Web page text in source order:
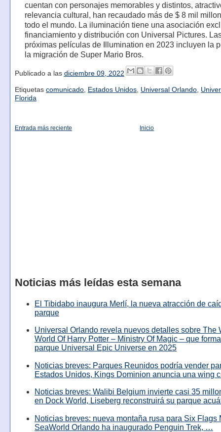
cuentan con personajes memorables y distintos,
relevancia cultural, han recaudado más de $ 8 mil
todo el mundo. La iluminación tiene una asociación
financiamiento y distribución con Universal Pictures.
próximas películas de Illumination en 2023 incluyen la
la migración de Super Mario Bros.
Publicado a las diciembre 09, 2022
Etiquetas comunicado, Estados Unidos, Universal Orlando,
Florida
Entrada más reciente Inicio
Noticias más leídas esta semana
El Tibidabo inaugura Merlí, la nueva atracción de
parque
Universal Orlando revela nuevos detalles sobre The
World Of Harry Potter – Ministry Of Magic – que
parque Universal Epic Universe en 2025
Noticias breves: Parques Reunidos podría vender
Estados Unidos, Kings Dominion anuncia una wing
Noticias breves: Walibi Belgium invierte casi 35
en Dock World, Liseberg reconstruirá su parque
Noticias breves: nueva montaña rusa para Six Flags
SeaWorld Orlando ha inaugurado Penguin Trek, …